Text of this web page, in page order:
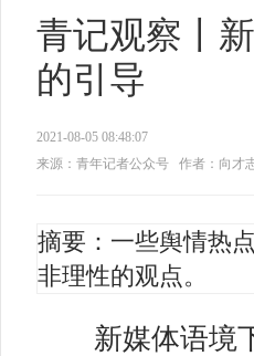
青记观察丨
的引导
2021-08-05 08:48:07
来源：青年记者公众号
作者：向才
摘要：一些舆情热
非理性的观点。
新媒体语境下